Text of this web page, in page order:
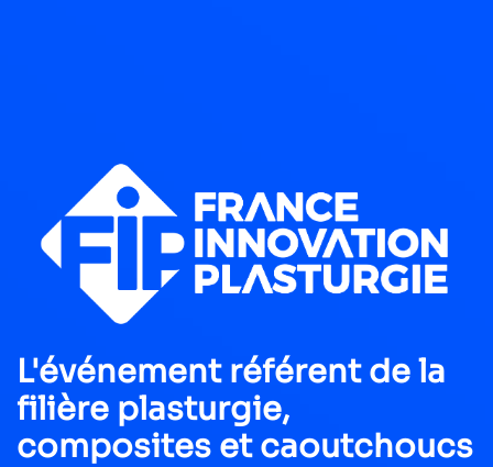
L'événement référent de la
filière plasturgie,
composites et caoutchoucs